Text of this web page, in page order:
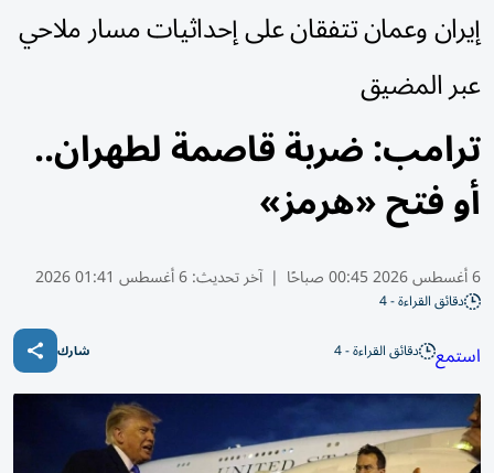
إيران وعمان تتفقان على إحداثيات مسار ملاحي
عبر المضيق
ترامب: ضربة قاصمة لطهران..
أو فتح «هرمز»
6 أغسطس 2026 00:45 صباحًا | آخر تحديث:6 أغسطس 01:41 2026
دقائق القراءة - 4
استمع دقائق القراءة - 4 شارك